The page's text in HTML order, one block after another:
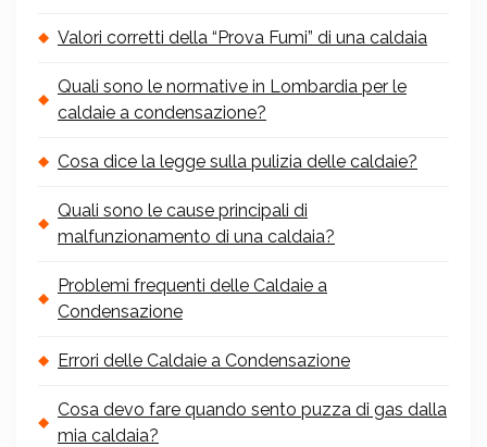
Valori corretti della “Prova Fumi” di una caldaia
Quali sono le normative in Lombardia per le
caldaie a condensazione?
Cosa dice la legge sulla pulizia delle caldaie?
Quali sono le cause principali di
malfunzionamento di una caldaia?
Problemi frequenti delle Caldaie a
Condensazione
Errori delle Caldaie a Condensazione
Cosa devo fare quando sento puzza di gas dalla
mia caldaia?